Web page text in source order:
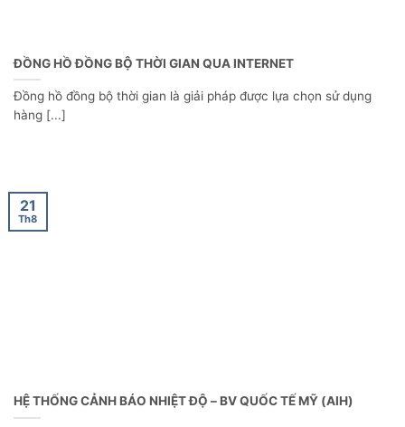
ĐỒNG HỒ ĐỒNG BỘ THỜI GIAN QUA INTERNET
Đồng hồ đồng bộ thời gian là giải pháp được lựa chọn sử dụng
hàng [...]
HỆ THỐNG CẢNH BÁO NHIỆT ĐỘ – BV QUỐC TẾ MỸ (AIH)
21
Th8